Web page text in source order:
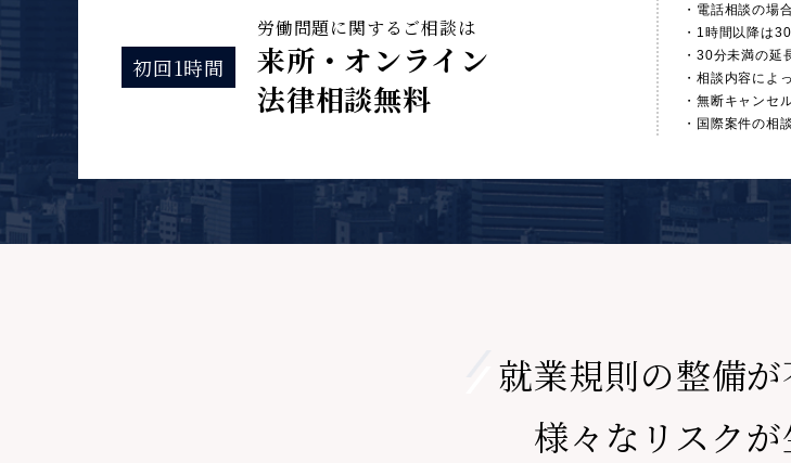
初回1時間
労働問題に関するご相談は
来所・オンライン
法律相談無料
・電話相談の場
・1時間以降は
・30分未満の延
・相談内容によ
・無断キャンセ
・国際案件の相
就業規則の整備
様々なリスク